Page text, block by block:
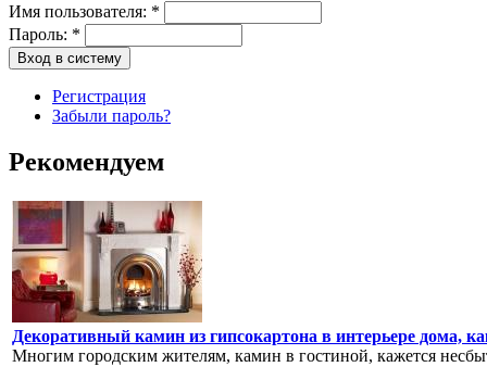
Имя пользователя: *
Пароль: *
Регистрация
Забыли пароль?
Рекомендуем
Декоративный камин из гипсокартона в интерьере дома,
Многим городским жителям, камин в гостиной, кажется